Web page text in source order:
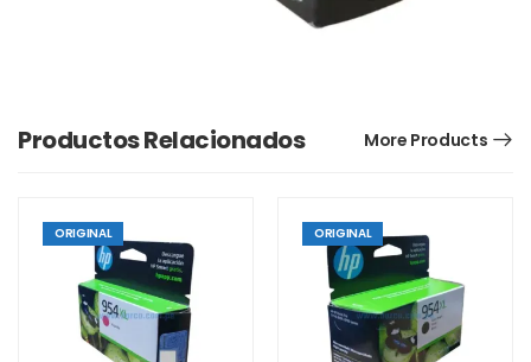
Productos Relacionados More Products
ORIGINAL ORIGINAL